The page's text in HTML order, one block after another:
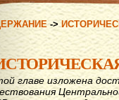
->
главе изложена